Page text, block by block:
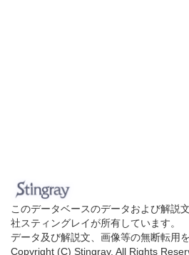
このデータベースのデータおよび解説
社スティングレイが所有しています。
データ及び解説文、画像等の無断転用
Copyright (C) Stingray. All Rights